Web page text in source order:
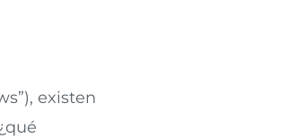
existen